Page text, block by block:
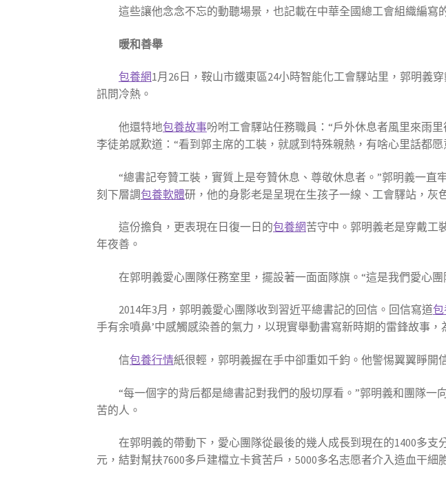
這些讓他念念不忘的動聽場景，也記載在中華全國總工會組織編寫
暖和善舉
包養網1月26日，鞍山市鐵東區24小時智能化工會驛站里，郭明義
訊問冷熱。
他還特地包養故事吩咐工會驛站任務職員：“戶外休息者風里來雨
李徒弟感歎道：“看到郭主席的工裝，就感到特殊親熱，有啥心里話都愿
“總書記夸贊工裝，實質上是夸贊休息、尊敬休息者。”郭明義一
刻下層調包養軟體研，他的身影老是呈現在生孩子一線、工會驛站，灰
這份擔負，更表現在日復一日的包養網苦守中。郭明義老是穿戴工
年夜善。
在郭明義愛心團隊任務室里，擺設著一面面隊旗。“這是我們愛心
2014年3月，郭明義愛心團隊收到習近平總書記的回信。回信寫道
手有余噴鼻’中感觸感染善的氣力，以現實舉動書寫新時期的雷鋒故事
信包養行情紙很輕，郭明義握在手中卻重如千鈞。他警惕翼翼睜開
“每一個字的背后都是總書記對我們的殷切厚看。”郭明義和團隊
苦的人。
在郭明義的帶動下，愛心團隊從最後的幾人成長到現在的1400多支
元，結對幫扶7600多戶建檔立卡貧苦戶，5000多名志愿者介入造血干